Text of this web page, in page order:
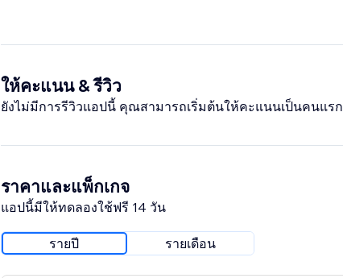
ให้คะแนน & รีวิว
ยังไม่มีการรีวิวแอปนี้ คุณสามารถเริ่มต้นให้คะแนนเป็นคนแรก
ราคาและแพ็กเกจ
แอปนี้มีให้ทดลองใช้ฟรี 14 วัน
รายปี รายเดือน